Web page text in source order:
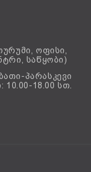
ოფისი,
საწყობი)
პარასკევი
10.00-18.00 სთ.